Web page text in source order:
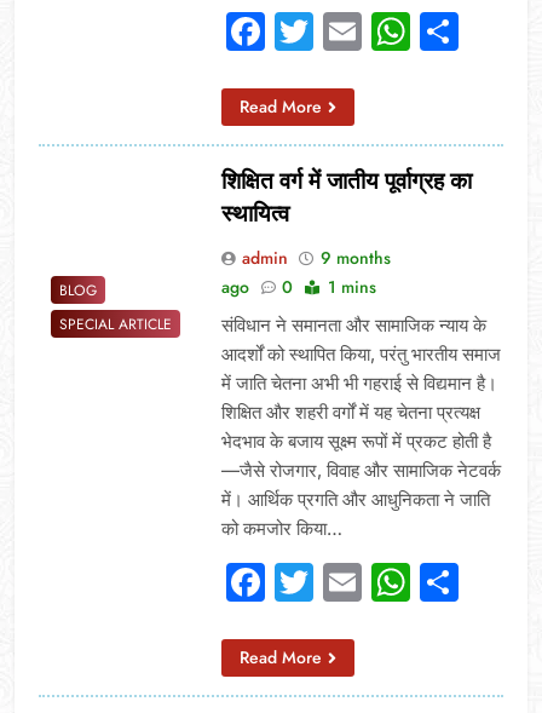
Facebook
Twitter
Email
Read More
BLOG
SPECIAL ARTICLE
शिक्षित वर्ग में जातीय पूर्वाग्रह का
स्थायित्व
admin
9 months
ago
0 1 mins
संविधान ने समानता और सामाजिक न्याय के
आदर्शों को स्थापित किया, परंतु भारतीय समाज
में जाति चेतना अभी भी गहराई से विद्यमान है।
शिक्षित और शहरी वर्गों में यह चेतना प्रत्यक्ष
भेदभाव के बजाय सूक्ष्म रूपों में प्रकट होती है
—जैसे रोजगार, विवाह और सामाजिक नेटवर्क
में। आर्थिक प्रगति और आधुनिकता ने जाति
को कमजोर किया…
Facebook
Twitter
Email
Read More